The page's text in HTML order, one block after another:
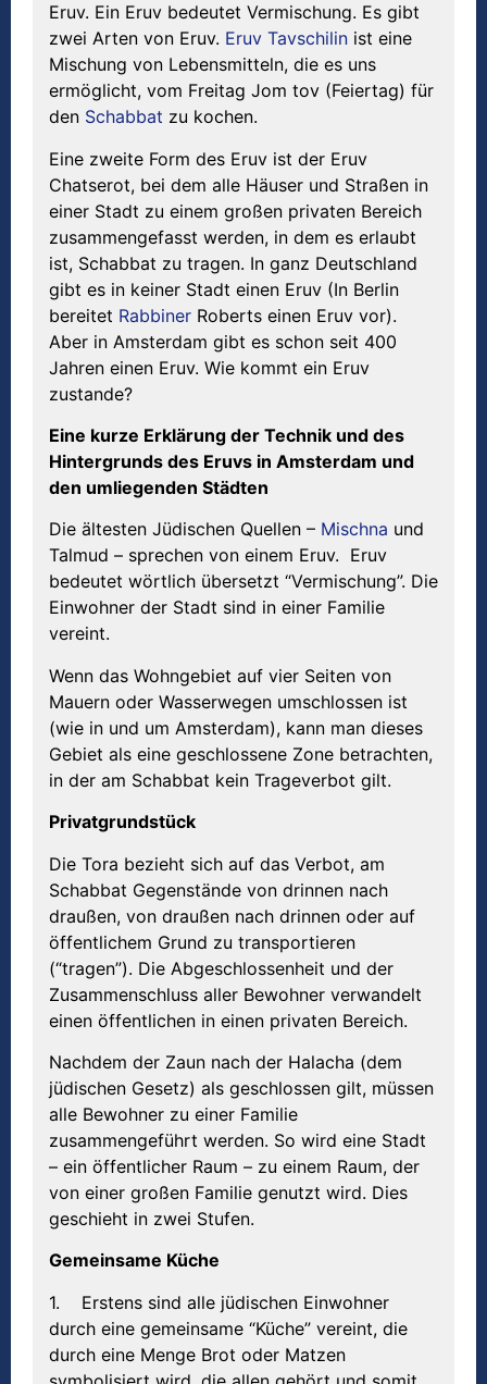
Eruv. Ein Eruv bedeutet Vermischung. Es gibt
zwei Arten von Eruv. Eruv Tavschilin ist eine
Mischung von Lebensmitteln, die es uns
ermöglicht, vom Freitag Jom tov (Feiertag) für
den Schabbat zu kochen.
Eine zweite Form des Eruv ist der Eruv
Chatserot, bei dem alle Häuser und Straßen in
einer Stadt zu einem großen privaten Bereich
zusammengefasst werden, in dem es erlaubt
ist, Schabbat zu tragen. In ganz Deutschland
gibt es in keiner Stadt einen Eruv (In Berlin
bereitet Rabbiner Roberts einen Eruv vor).
Aber in Amsterdam gibt es schon seit 400
Jahren einen Eruv. Wie kommt ein Eruv
zustande?
Eine kurze Erklärung der Technik und des
Hintergrunds des Eruvs in Amsterdam und
den umliegenden Städten
Die ältesten Jüdischen Quellen – Mischna und
Talmud – sprechen von einem Eruv. Eruv
bedeutet wörtlich übersetzt “Vermischung”. Die
Einwohner der Stadt sind in einer Familie
vereint.
Wenn das Wohngebiet auf vier Seiten von
Mauern oder Wasserwegen umschlossen ist
(wie in und um Amsterdam), kann man dieses
Gebiet als eine geschlossene Zone betrachten,
in der am Schabbat kein Trageverbot gilt.
Privatgrundstück
Die Tora bezieht sich auf das Verbot, am
Schabbat Gegenstände von drinnen nach
draußen, von draußen nach drinnen oder auf
öffentlichem Grund zu transportieren
(“tragen”). Die Abgeschlossenheit und der
Zusammenschluss aller Bewohner verwandelt
einen öffentlichen in einen privaten Bereich.
Nachdem der Zaun nach der Halacha (dem
jüdischen Gesetz) als geschlossen gilt, müssen
alle Bewohner zu einer Familie
zusammengeführt werden. So wird eine Stadt
– ein öffentlicher Raum – zu einem Raum, der
von einer großen Familie genutzt wird. Dies
geschieht in zwei Stufen.
Gemeinsame Küche
1. Erstens sind alle jüdischen Einwohner
durch eine gemeinsame “Küche” vereint, die
durch eine Menge Brot oder Matzen